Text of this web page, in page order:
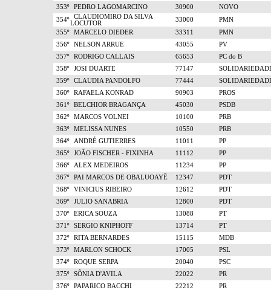
353º
PEDRO LAGOMARCINO 30900
NOVO
354º
CLAUDIOMIRO DA SILVA
LOCUTOR
33000
PMN
355º
MARCELO DIEDER 33311
PMN
356º
NELSON ARRUE 43055
PV
357º
RODRIGO CALLAIS 65653
PC do B
358º
JOSI DUARTE 77147
359º
CLAUDIA PANDOLFO 77444
360º
RAFAELA KONRAD 90903
PROS
361º
BELCHIOR BRAGANÇA 45030
PSDB
362º
MARCOS VOLNEI 10100
PRB
363º
MELISSA NUNES 10550
PRB
364º
ANDRÉ GUTIERRES 11011
PP
365º
JOÃO FISCHER - FIXINHA 11112
PP
366º
ALEX MEDEIROS 11234
PP
367º
PAI MARCOS DE OBALUOAYÊ 12347
PDT
368º
VINICIUS RIBEIRO 12612
PDT
369º
JULIO SANABRIA 12800
PDT
370º
ERICA SOUZA 13088
PT
371º
SERGIO KNIPHOFF 13714
PT
372º
RITA BERNARDES 15115
MDB
373º
MARLON SCHOCK 17005
PSL
374º
ROQUE SERPA 20040
PSC
375º
SÔNIA D'AVILA 22022
PR
376º
PAPARICO BACCHI 22212
PR